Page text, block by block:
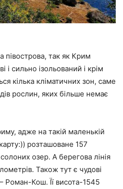
півострова, так як Крим
і сильно ізольований і крім
кілька кліматичних зон, саме
рослин, яких більше немає
адже на такій маленькій
розташоване 157
озер. А берегова лінія
Також тут є чудові
Роман-Кош. Її висота-1545